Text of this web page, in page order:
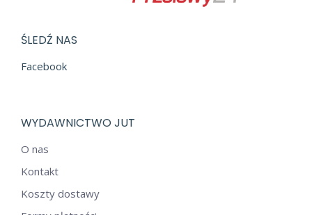
ŚLEDŹ NAS
Facebook
WYDAWNICTWO JUT
O nas
Kontakt
Koszty dostawy